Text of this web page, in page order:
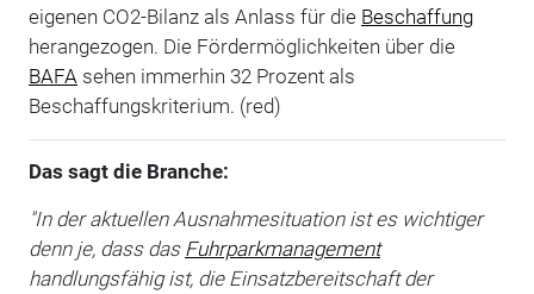
eigenen CO2-Bilanz als Anlass für die Beschaffung
herangezogen. Die Fördermöglichkeiten über die
BAFA sehen immerhin 32 Prozent als
Beschaffungskriterium. (red)
Das sagt die Branche:
"In der aktuellen Ausnahmesituation ist es wichtiger
denn je, dass das Fuhrparkmanagement
handlungsfähig ist, die Einsatzbereitschaft der